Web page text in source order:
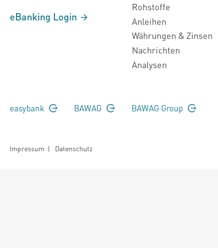
eBanking Login
Rohstoffe
Anleihen
Währungen & Zinsen
Nachrichten
Analysen
easybank BAWAG BAWAG Group
Impressum | Datenschutz